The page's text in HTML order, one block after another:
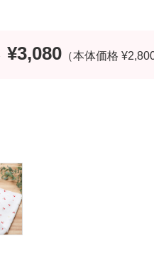
¥3,080 （本体価格 ¥2,800